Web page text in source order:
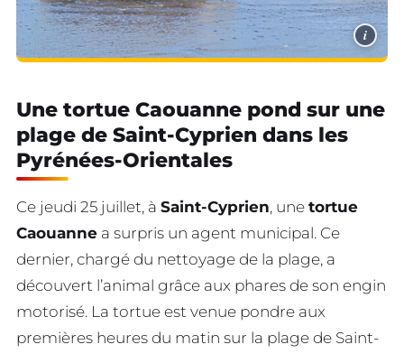
i
Une tortue Caouanne pond sur une
plage de Saint-Cyprien dans les
Pyrénées-Orientales
Ce jeudi 25 juillet, à Saint-Cyprien, une tortue
Caouanne a surpris un agent municipal. Ce
dernier, chargé du nettoyage de la plage, a
découvert l’animal grâce aux phares de son engin
motorisé. La tortue est venue pondre aux
premières heures du matin sur la plage de Saint-